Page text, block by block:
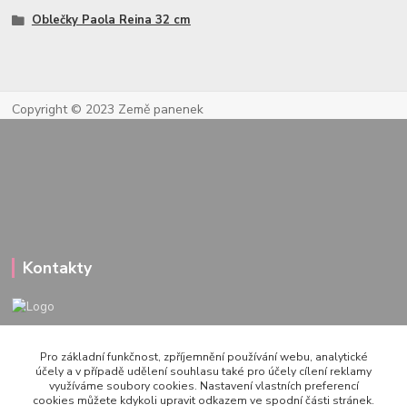
Oblečky Paola Reina 32 cm
Copyright © 2023 Země panenek
Kontakty
PO-PÁ 10-20h., SO+NE 14-20h.
zemepanenek@gmail.com
Pro základní funkčnost, zpříjemnění používání webu, analytické
účely a v případě udělení souhlasu také pro účely cílení reklamy
využíváme soubory cookies. Nastavení vlastních preferencí
cookies můžete kdykoli upravit odkazem ve spodní části stránek.